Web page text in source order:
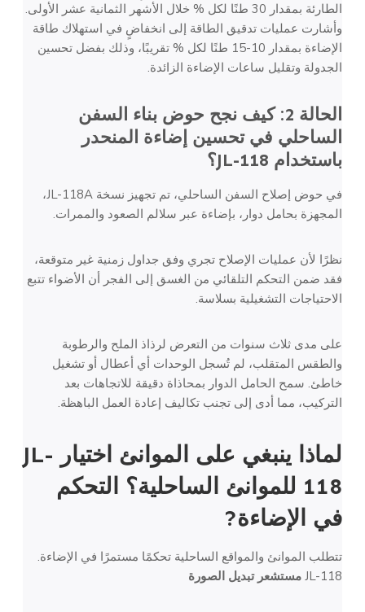
الطارئة بمقدار 30 طنًا لكل % خلال الأشهر الثمانية عشر الأولى.
وأشارت عمليات تدقيق الطاقة إلى انخفاضٍ في استهلاك طاقة
الإضاءة بمقدار 10-15 طنًا لكل % تقريبًا، وذلك بفضل تحسين
الجدولة وتقليل ساعات الإضاءة الزائدة.
الحالة 2: كيف نجح حوض بناء السفن
الساحلي في تحسين إضاءة المنحدر
باستخدام JL-118؟
في حوض إصلاح السفن الساحلي، تم تجهيز نسخة JL-118A،
المجهزة بحامل دوار، بإضاءة عبر سلالم الصعود والممرات.
نظرًا لأن عمليات الإصلاح تجري وفق جداول زمنية غير متوقعة،
فقد ضمن التحكم التلقائي من الغسق إلى الفجر أن الأضواء تتبع
الاحتياجات التشغيلية بسلاسة.
على مدى ثلاث سنوات من التعرض لرذاذ الملح والرطوبة
والطقس المتقلب، لم تُسجل الوحدات أي أعطال أو تشغيل
خاطئ. سمح الحامل الدوار بمحاذاة دقيقة للاتجاهات بعد
التركيب، مما أدى إلى تجنب تكاليف إعادة العمل الباهظة.
لماذا ينبغي على الموانئ اختيار JL-
118 للموانئ الساحلية؟
التحكم
في الإضاءة?
تتطلب الموانئ والمواقع الساحلية تحكمًا مستمرًا في الإضاءة.
JL-118 مستشعر تبديل الصورة